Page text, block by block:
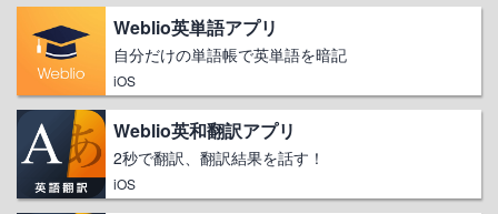
Weblio英単語アプリ
自分だけの単語帳で英単語を暗記
iOS
Weblio英和翻訳アプリ
2秒で翻訳、翻訳結果を話す！
iOS